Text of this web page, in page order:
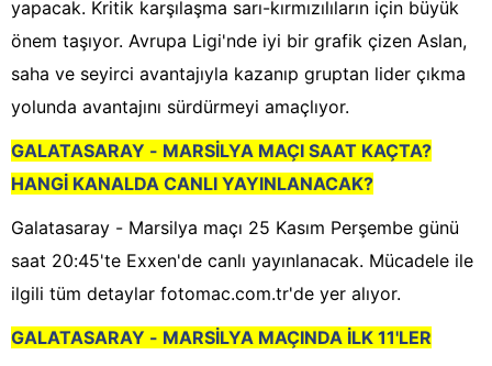
yapacak. Kritik karşılaşma sarı-kırmızılıların için büyük
önem taşıyor. Avrupa Ligi'nde iyi bir grafik çizen Aslan,
saha ve seyirci avantajıyla kazanıp gruptan lider çıkma
yolunda avantajını sürdürmeyi amaçlıyor.
GALATASARAY - MARSİLYA MAÇI SAAT KAÇTA?
HANGİ KANALDA CANLI YAYINLANACAK?
Galatasaray - Marsilya maçı 25 Kasım Perşembe günü
saat 20:45'te Exxen'de canlı yayınlanacak. Mücadele ile
ilgili tüm detaylar fotomac.com.tr'de yer alıyor.
GALATASARAY - MARSİLYA MAÇINDA İLK 11'LER